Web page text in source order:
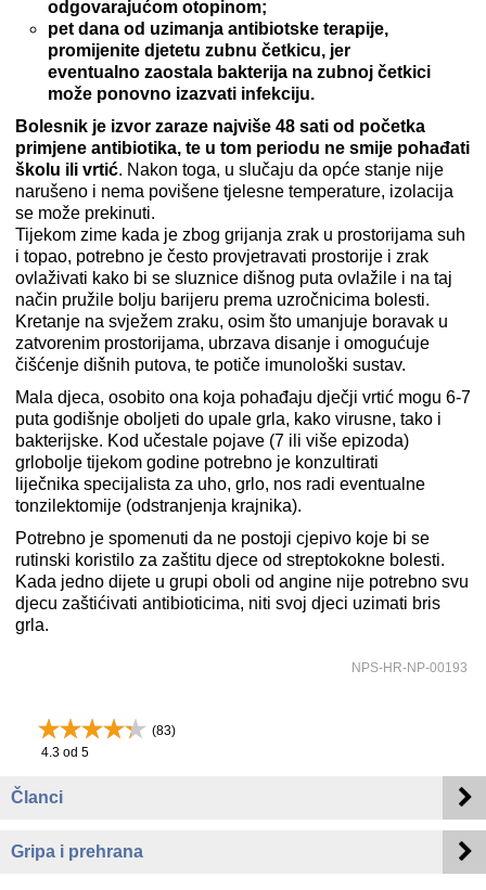
odgovarajućom otopinom;
pet dana od uzimanja antibiotske terapije,
promijenite djetetu zubnu četkicu, jer
eventualno zaostala bakterija na zubnoj četkici
može ponovno izazvati infekciju.
Bolesnik je izvor zaraze najviše 48 sati od početka
primjene antibiotika, te u tom periodu ne smije pohađati
školu ili vrtić. Nakon toga, u slučaju da opće stanje nije
narušeno i nema povišene tjelesne temperature, izolacija
se može prekinuti.
Tijekom zime kada je zbog grijanja zrak u prostorijama suh
i topao, potrebno je često provjetravati prostorije i zrak
ovlaživati kako bi se sluznice dišnog puta ovlažile i na taj
način pružile bolju barijeru prema uzročnicima bolesti.
Kretanje na svježem zraku, osim što umanjuje boravak u
zatvorenim prostorijama, ubrzava disanje i omogućuje
čišćenje dišnih putova, te potiče imunološki sustav.
Mala djeca, osobito ona koja pohađaju dječji vrtić mogu 6-7
puta godišnje oboljeti do upale grla, kako virusne, tako i
bakterijske. Kod učestale pojave (7 ili više epizoda)
grlobolje tijekom godine potrebno je konzultirati
liječnika specijalista za uho, grlo, nos radi eventualne
tonzilektomije (odstranjenja krajnika).
Potrebno je spomenuti da ne postoji cjepivo koje bi se
rutinski koristilo za zaštitu djece od streptokokne bolesti.
Kada jedno dijete u grupi oboli od angine nije potrebno svu
djecu zaštićivati antibioticima, niti svoj djeci uzimati bris
grla.
NPS-HR-NP-00193
(83)
4.3 od 5
Članci
Gripa i prehrana